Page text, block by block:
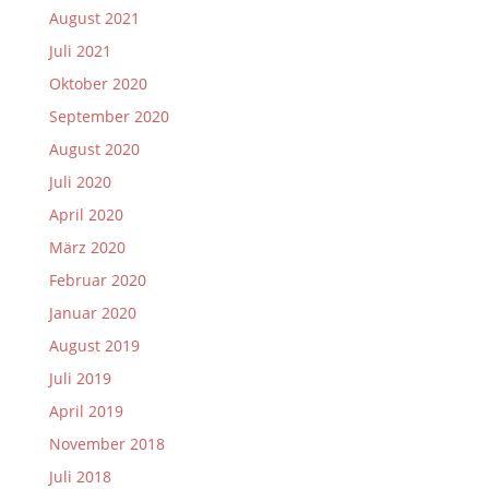
August 2021
Juli 2021
Oktober 2020
September 2020
August 2020
Juli 2020
April 2020
März 2020
Februar 2020
Januar 2020
August 2019
Juli 2019
April 2019
November 2018
Juli 2018